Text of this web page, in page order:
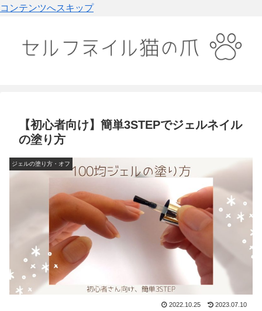
コンテンツへスキップ
【初心者向け】簡単3STEPでジェルネイル
の塗り方
ジェルの塗り方・オフ
2022.10.25 2023.07.10